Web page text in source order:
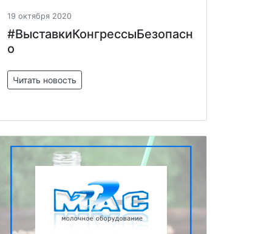
19 октября 2020
#ВыставкиКонгрессыБезопасн
о
Читать новость